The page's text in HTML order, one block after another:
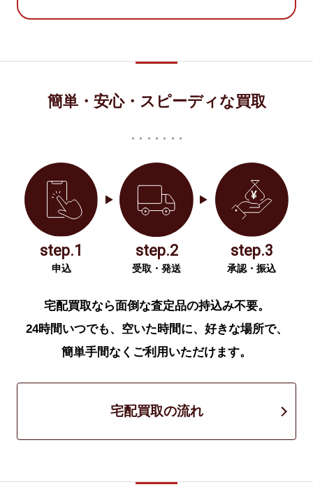
簡単・安心・スピーディな買取
step.1
申込
step.2
受取・発送
step.3
承認・振込
宅配買取なら面倒な査定品の持込み不要。
24時間いつでも、空いた時間に、好きな場所で、
簡単手間なくご利用いただけます。
宅配買取の流れ